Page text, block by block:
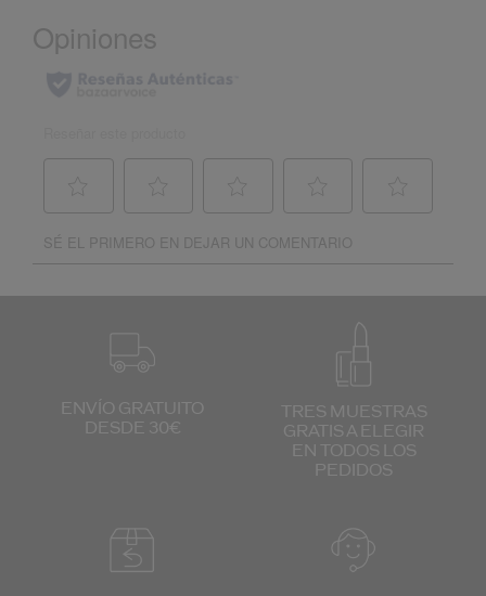
ENVÍO GRATUITO
DESDE 30€
TRES MUESTRAS
GRATIS A ELEGIR
EN TODOS
LOS
PEDIDOS